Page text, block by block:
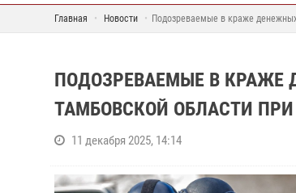
Главная Новости Подозреваемые в краже
ПОДОЗРЕВАЕМЫЕ В КРАЖЕ
ТАМБОВСКОЙ ОБЛАСТИ
11 декабря 2025, 14:14